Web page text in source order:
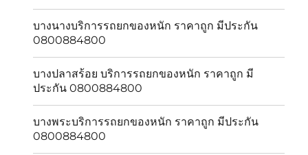
บางนางบริการรถยกของหนัก ราคาถูก มีประกัน
0800884800
บางปลาสร้อย บริการรถยกของหนัก ราคาถูก มี
ประกัน 0800884800
บางพระบริการรถยกของหนัก ราคาถูก มีประกัน
0800884800